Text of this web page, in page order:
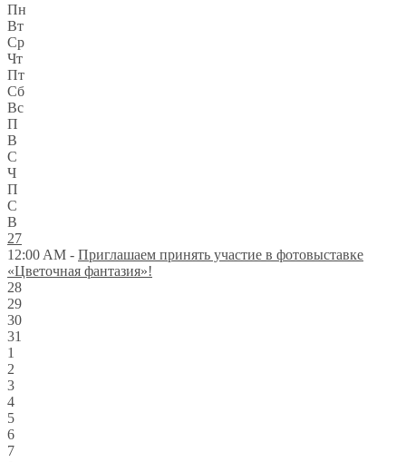
Пн
Вт
Ср
Чт
Пт
Сб
Вс
П
В
С
Ч
П
С
В
27
12:00 AM - Приглашаем принять участие в фотовыставке
«Цветочная фантазия»!
28
29
30
31
1
2
3
4
5
6
7